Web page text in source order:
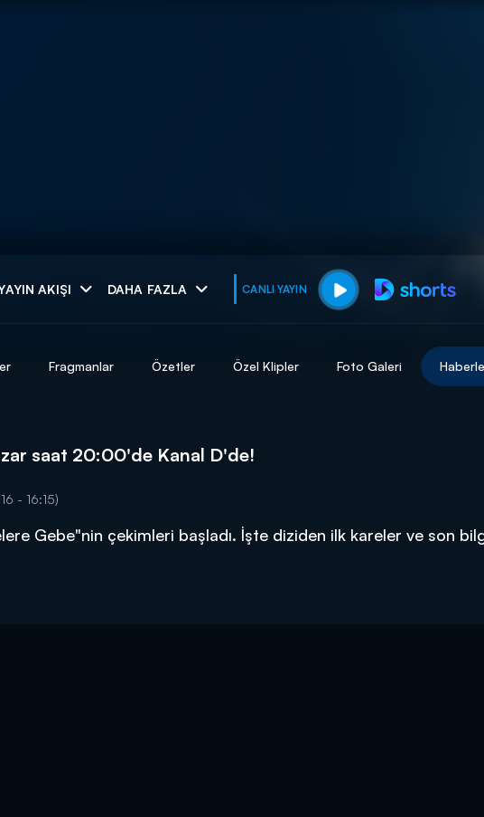
AKIŞI DAHA FAZLA CANLI YAYIN
muhteşem ikili
Fragmanlar Özetler Özel Klipler Foto Galeri
saat 20:00'de Kanal D'de!
- 16:15)
Gebe"nin çekimleri başladı. İşte diziden ilk kareler ve son